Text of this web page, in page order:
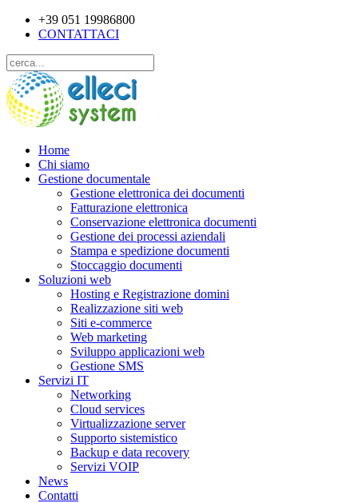
+39 051 19986800
CONTATTACI
Home
Chi siamo
Gestione documentale
Gestione elettronica dei documenti
Fatturazione elettronica
Conservazione elettronica documenti
Gestione dei processi aziendali
Stampa e spedizione documenti
Stoccaggio documenti
Soluzioni web
Hosting e Registrazione domini
Realizzazione siti web
Siti e-commerce
Web marketing
Sviluppo applicazioni web
Gestione SMS
Servizi IT
Networking
Cloud services
Virtualizzazione server
Supporto sistemistico
Backup e data recovery
Servizi VOIP
News
Contatti